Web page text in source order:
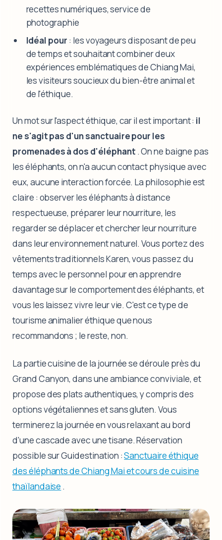
recettes numériques, service de
photographie
Idéal pour : les voyageurs disposant de peu
de temps et souhaitant combiner deux
expériences emblématiques de Chiang Mai,
les visiteurs soucieux du bien-être animal et
de l'éthique.
Un mot sur l'aspect éthique, car il est important : il
ne s'agit pas d'un sanctuaire pour les
promenades à dos d'éléphant . On ne baigne pas
les éléphants, on n'a aucun contact physique avec
eux, aucune interaction forcée. La philosophie est
claire : observer les éléphants à distance
respectueuse, préparer leur nourriture, les
regarder se déplacer et chercher leur nourriture
dans leur environnement naturel. Vous portez des
vêtements traditionnels Karen, vous passez du
temps avec le personnel pour en apprendre
davantage sur le comportement des éléphants, et
vous les laissez vivre leur vie. C'est ce type de
tourisme animalier éthique que nous
recommandons ; le reste, non.
La partie cuisine de la journée se déroule près du
Grand Canyon, dans une ambiance conviviale, et
propose des plats authentiques, y compris des
options végétaliennes et sans gluten. Vous
terminerez la journée en vous relaxant au bord
d'une cascade avec une tisane. Réservation
possible sur Guidestination :Sanctuaire éthique
des éléphants de Chiang Mai et cours de cuisine
thaïlandaise .